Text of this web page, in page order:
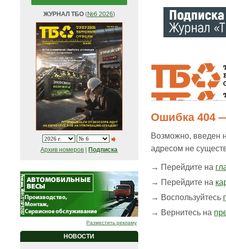
ЖУРНАЛ ТБО (№6 2026)
Архив номеров Подписка
Разместить рекламу
НОВОСТИ
Ошибка 404
Возможно, введен
адресом не
→ Перейдите на
→ Перейдите на
→ Воспользуйтесь
→ Вернитесь на